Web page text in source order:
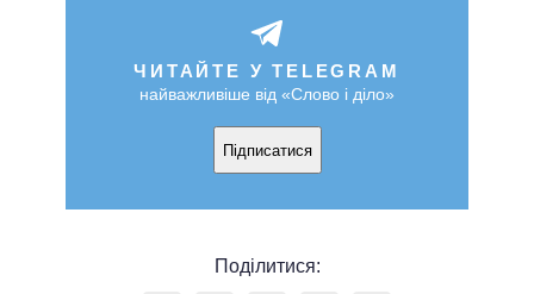
ЧИТАЙТЕ У TELEGRAM
найважливіше від «Слово і діло»
Підписатися
Поділитися: